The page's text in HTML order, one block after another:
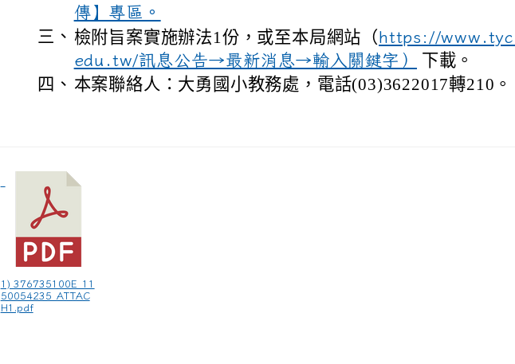
傳】專區。
三、 檢附旨案實施辦法1份，或至本局網站（https://
edu.tw/訊息公告→最新消息→輸入關鍵字）
下載。
四、 本案聯絡人：大勇國小教務處，電話(03)3622017轉210。
1) 376735100E_11
50054235_ATTAC
H1.pdf